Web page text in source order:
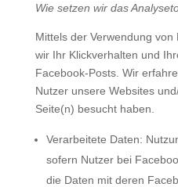
Wie setzen wir das
Mittels der Verwendung
wir Ihr Klickverhalten und
Facebook-Posts. Wir
Nutzer unsere Websites
Seite(n) besucht haben.
Verarbeitete Daten:
sofern Nutzer bei
die Daten mit deren